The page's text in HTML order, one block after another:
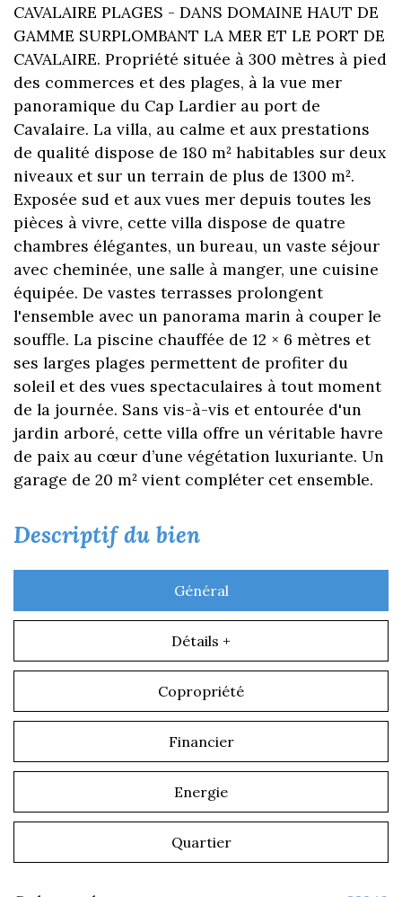
CAVALAIRE PLAGES - DANS DOMAINE HAUT DE
GAMME SURPLOMBANT LA MER ET LE PORT DE
CAVALAIRE. Propriété située à 300 mètres à pied
des commerces et des plages, à la vue mer
panoramique du Cap Lardier au port de
Cavalaire. La villa, au calme et aux prestations
de qualité dispose de 180 m² habitables sur deux
niveaux et sur un terrain de plus de 1300 m².
Exposée sud et aux vues mer depuis toutes les
pièces à vivre, cette villa dispose de quatre
chambres élégantes, un bureau, un vaste séjour
avec cheminée, une salle à manger, une cuisine
équipée. De vastes terrasses prolongent
l'ensemble avec un panorama marin à couper le
souffle. La piscine chauffée de 12 × 6 mètres et
ses larges plages permettent de profiter du
soleil et des vues spectaculaires à tout moment
de la journée. Sans vis-à-vis et entourée d'un
jardin arboré, cette villa offre un véritable havre
de paix au cœur d’une végétation luxuriante. Un
garage de 20 m² vient compléter cet ensemble.
descriptif du bien
Général
Détails +
Copropriété
Financier
Energie
Quartier